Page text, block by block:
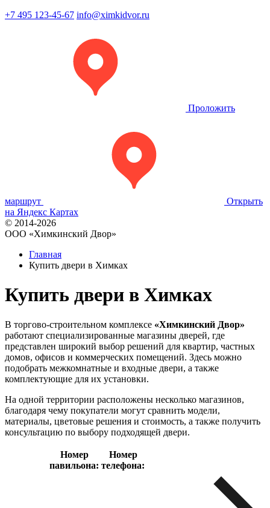
+7 495 123-45-67 info@ximkidvor.ru
Проложить
маршрут
Открыть
на Яндекс Картах
© 2014-2026
OOO «Химкинский Двор»
Главная
Купить двери в Химках
Купить двери в Химках
В торгово-строительном комплексе «Химкинский Двор»
работают специализированные магазины дверей, где
представлен широкий выбор решений для квартир, частных
домов, офисов и коммерческих помещений. Здесь можно
подобрать межкомнатные и входные двери, а также
комплектующие для их установки.
На одной территории расположены несколько магазинов,
благодаря чему покупатели могут сравнить модели,
материалы, цветовые решения и стоимость, а также получить
консультацию по выбору подходящей двери.
Номер
павильона:
Номер
телефона: